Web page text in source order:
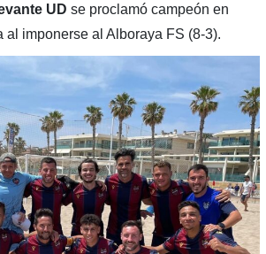
UD se proclamó campeón en
al imponerse al Alboraya FS (8-3).